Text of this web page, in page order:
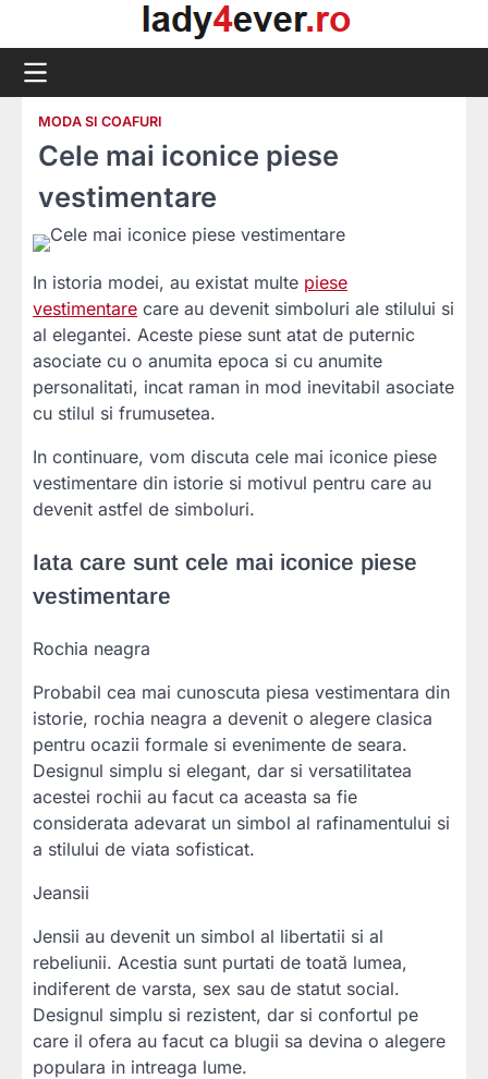
content
MODA SI COAFURI
Cele mai iconice piese
vestimentare
In istoria modei, au existat multe piese
vestimentare care au devenit simboluri ale stilului si
al elegantei. Aceste piese sunt atat de puternic
asociate cu o anumita epoca si cu anumite
personalitati, incat raman in mod inevitabil asociate
cu stilul si frumusetea.
In continuare, vom discuta cele mai iconice piese
vestimentare din istorie si motivul pentru care au
devenit astfel de simboluri.
Iata care sunt cele mai iconice piese
vestimentare
Rochia neagra
Probabil cea mai cunoscuta piesa vestimentara din
istorie, rochia neagra a devenit o alegere clasica
pentru ocazii formale si evenimente de seara.
Designul simplu si elegant, dar si versatilitatea
acestei rochii au facut ca aceasta sa fie
considerata adevarat un simbol al rafinamentului si
a stilului de viata sofisticat.
Jeansii
Jensii au devenit un simbol al libertatii si al
rebeliunii. Acestia sunt purtati de toată lumea,
indiferent de varsta, sex sau de statut social.
Designul simplu si rezistent, dar si confortul pe
care il ofera au facut ca blugii sa devina o alegere
populara in intreaga lume.